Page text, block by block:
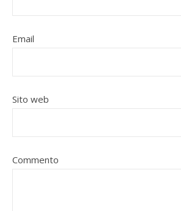
Email
Sito web
Commento